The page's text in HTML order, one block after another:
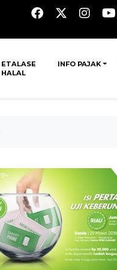
ETALASE
HALAL
INFO PAJAK